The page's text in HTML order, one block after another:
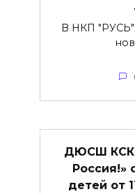
В НКП "РУСЬ"
ДЮСШ КСК
Россия!»
детей от